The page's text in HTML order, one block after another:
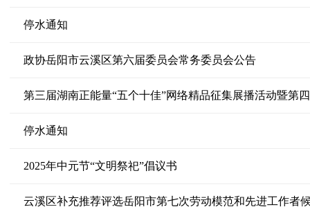
停水通知
政协岳阳市云溪区第六届委员会常务委员会公告
第三届湖南正能量“五个十佳”网络精品征集展播活动暨第
停水通知
2025年中元节“文明祭祀”倡议书
云溪区补充推荐评选岳阳市第七次劳动模范和先进工作者